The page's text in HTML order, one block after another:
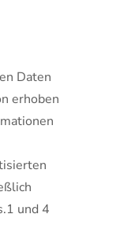
Daten
erhoben
und 4